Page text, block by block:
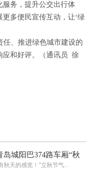
服务，提升公交出行体
多便民宣传互动，让‘绿
、推进绿色城市建设的
应和好评。（通讯员 徐
城阳巴374路车厢“秋
秋天的感觉！”立秋节气...